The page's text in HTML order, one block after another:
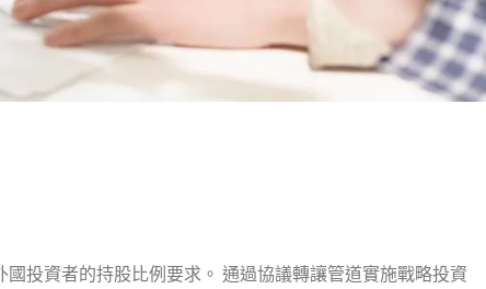
投資者的持股比例要求。 通過協議轉讓管道實施戰略投資